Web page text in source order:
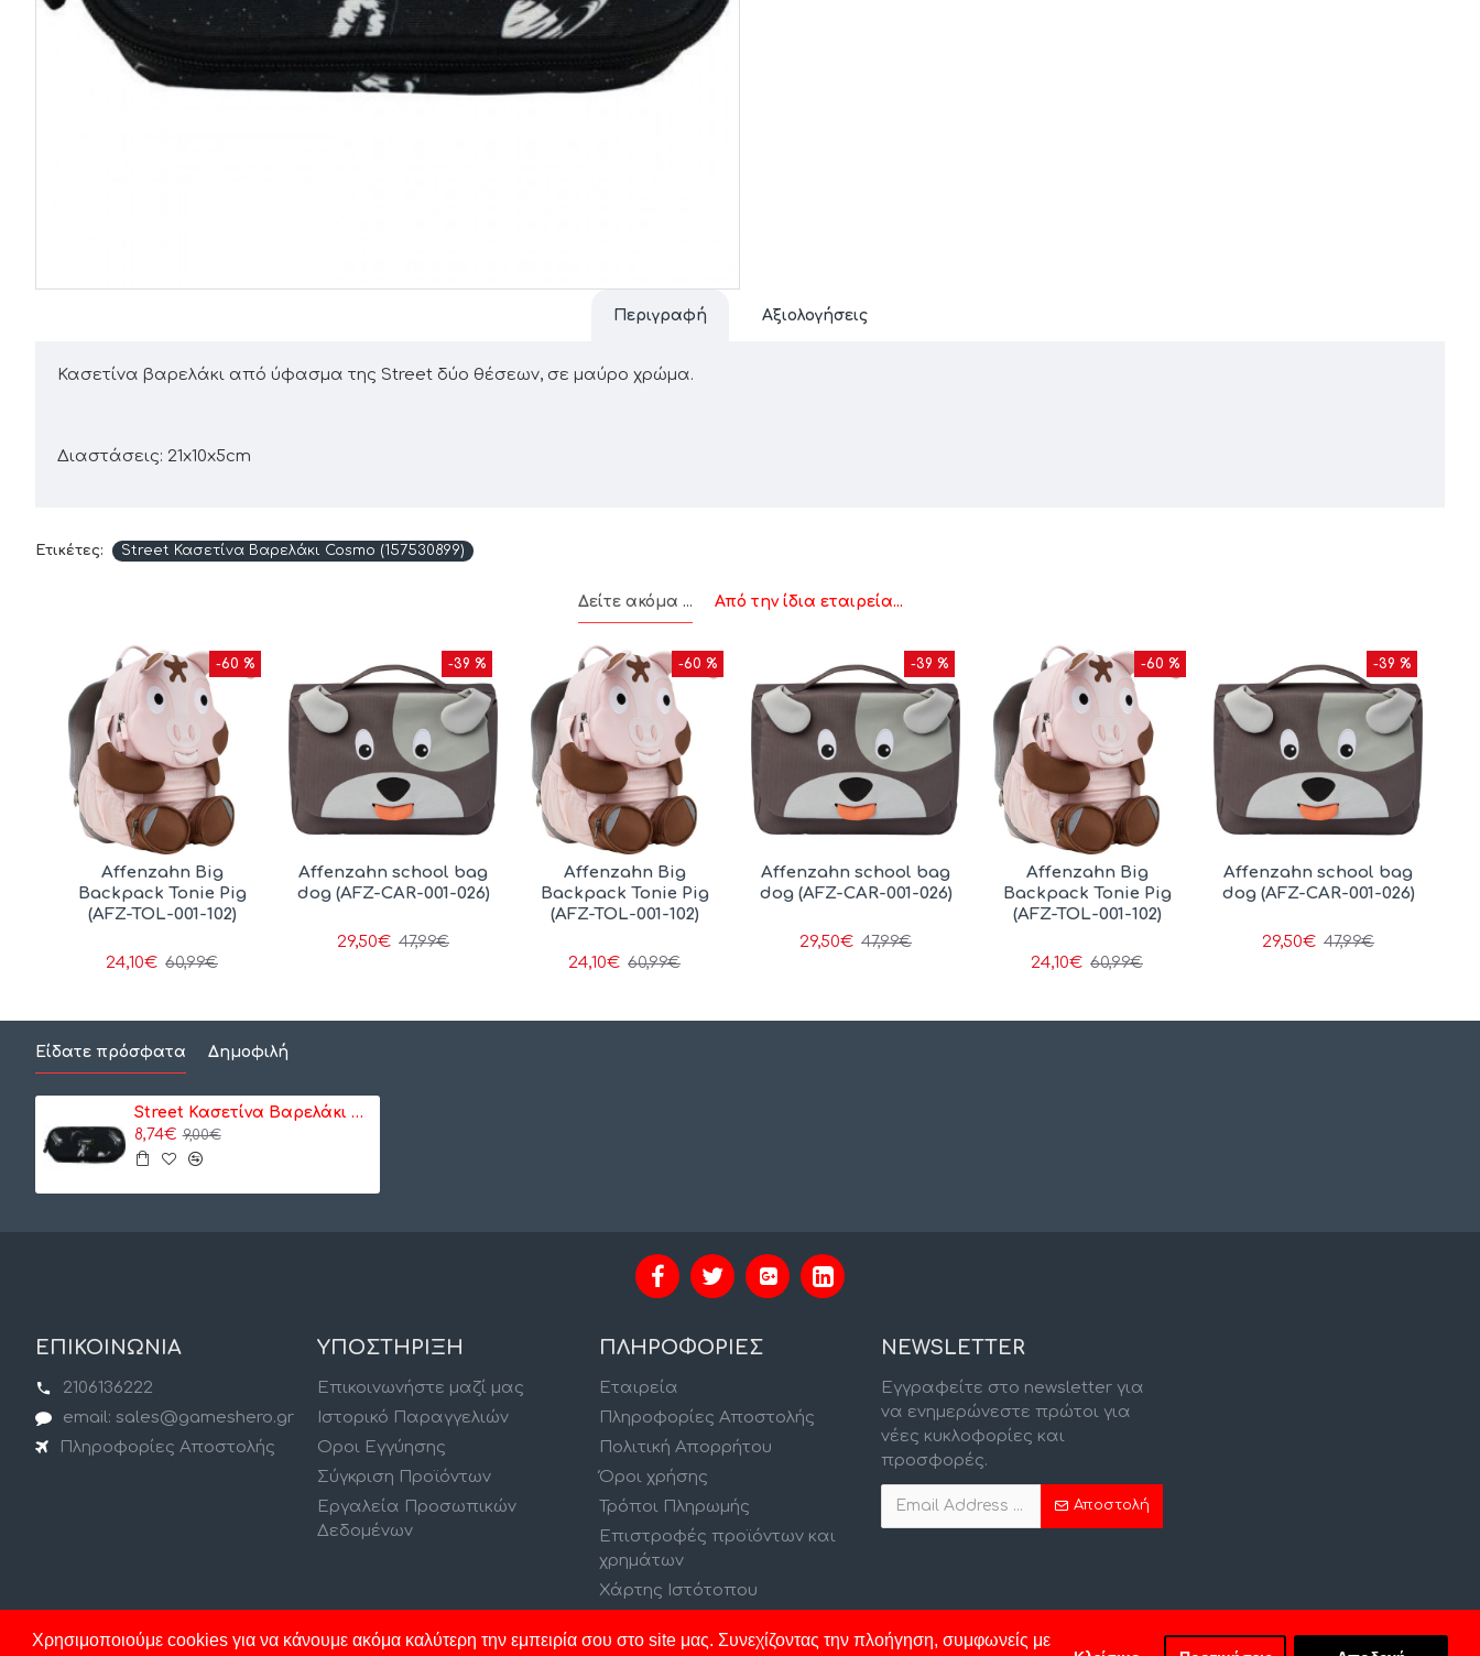
Χρησιμοποιούμε cookies για να κάνουμε ακόμα καλύτερη την εμπειρία σου στο site μας. Συνεχίζοντας την πλοήγηση, συμφωνείς με
Περιγραφή Αξιολογήσεις
Κασετίνα βαρελάκι από ύφασμα της Street δύο θέσεων, σε μαύρο χρώμα.
Διαστάσεις: 21x10x5cm
Ετικέτες: Street Κασετίνα Βαρελάκι Cosmo (157530899)
Δείτε ακόμα ... Από την ίδια εταιρεία...
-60 %
Affenzahn Big
Backpack Tonie Pig
(AFZ-TOL-001-102)
24,10€ 60,99€
-39 %
Affenzahn school bag
dog (AFZ-CAR-001-026)
29,50€ 47,99€
-60 %
Affenzahn Big
Backpack Tonie Pig
(AFZ-TOL-001-102)
24,10€ 60,99€
-39 %
Affenzahn school bag
dog (AFZ-CAR-001-026)
29,50€ 47,99€
-60 %
Affenzahn Big
Backpack Tonie Pig
(AFZ-TOL-001-102)
24,10€ 60,99€
-39 %
Affenzahn school bag
dog (AFZ-CAR-001-026)
29,50€ 47,99€
Είδατε πρόσφατα Δημοφιλή
Street Κασετίνα Βαρελάκι Cosmo (157530899)
8,74€ 9,00€
ΕΠΙΚΟΙΝΩΝΙΑ
2106136222
email: sales@gameshero.gr
Πληροφορίες Αποστολής
ΥΠΟΣΤΗΡΙΞΗ
Επικοινωνήστε μαζί μας
Ιστορικό Παραγγελιών
Οροι Εγγύησης
Σύγκριση Προϊόντων
Εργαλεία Προσωπικών
Δεδομένων
ΠΛΗΡΟΦΟΡΙΕΣ
Εταιρεία
Πληροφορίες Αποστολής
Πολιτική Απορρήτου
Όροι χρήσης
Τρόποι Πληρωμής
Επιστροφές προϊόντων και
χρημάτων
Χάρτης Ιστότοπου
NEWSLETTER
Εγγραφείτε στο newsletter για
να ενημερώνεστε πρώτοι για
νέες κυκλοφορίες και
προσφορές.
Αποστολή